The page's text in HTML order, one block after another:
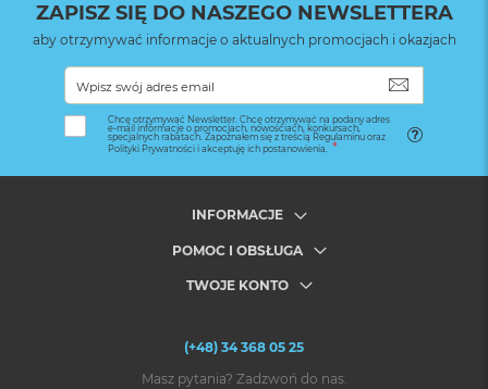
Zawartość pudełka
ZAPISZ SIĘ DO NASZEGO NEWSLETTERA
aby otrzymywać informacje o aktualnych promocjach i okazjach
Chcę otrzymywać Newsletter. Chcę otrzymywać na podany adres
e-mail informacje o promocjach, nowościach, konkursach,
specjalnych rabatach. Zapoznałem się z treścią Regulaminu oraz
Polityki Prywatności i akceptuję ich postanowienia.
INFORMACJE
POMOC I OBSŁUGA
TWOJE KONTO
(+48) 34 368 05 25
Masz pytania? Zadzwoń do nas.